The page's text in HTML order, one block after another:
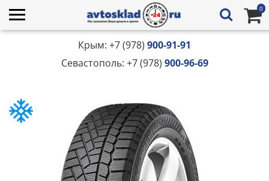
0
Крым: +7 (978) 900-91-91
Севастополь: +7 (978) 900-96-69